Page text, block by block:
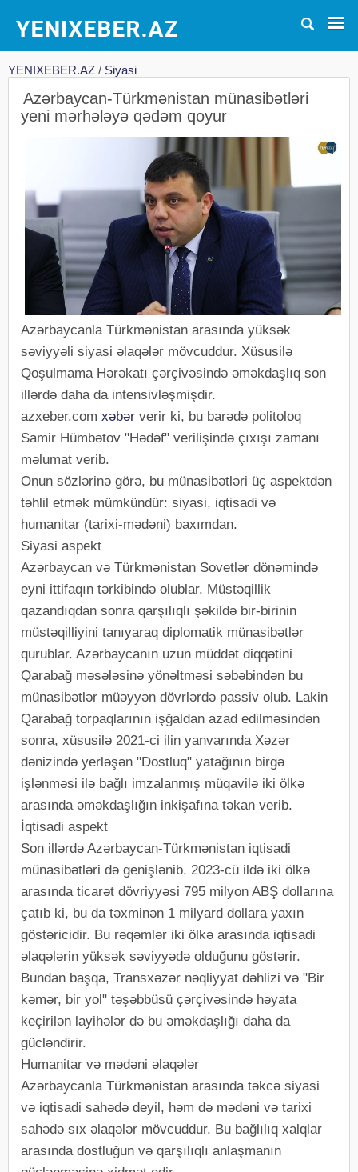
YENIXEBER.AZ / Siyasi
Azərbaycan-Türkmənistan münasibətləri
yeni mərhələyə qədəm qoyur
Azərbaycanla Türkmənistan arasında yüksək
səviyyəli siyasi əlaqələr mövcuddur. Xüsusilə
Qoşulmama Hərəkatı çərçivəsində əməkdaşlıq son
illərdə daha da intensivləşmişdir.
azxeber.com xəbər verir ki, bu barədə politoloq
Samir Hümbətov "Hədəf" verilişində çıxışı zamanı
məlumat verib.
Onun sözlərinə görə, bu münasibətləri üç aspektdən
təhlil etmək mümkündür: siyasi, iqtisadi və
humanitar (tarixi-mədəni) baxımdan.
Siyasi aspekt
Azərbaycan və Türkmənistan Sovetlər dönəmində
eyni ittifaqın tərkibində olublar. Müstəqillik
qazandıqdan sonra qarşılıqlı şəkildə bir-birinin
müstəqilliyini tanıyaraq diplomatik münasibətlər
qurublar. Azərbaycanın uzun müddət diqqətini
Qarabağ məsələsinə yönəltməsi səbəbindən bu
münasibətlər müəyyən dövrlərdə passiv olub. Lakin
Qarabağ torpaqlarının işğaldan azad edilməsindən
sonra, xüsusilə 2021-ci ilin yanvarında Xəzər
dənizində yerləşən "Dostluq" yatağının birgə
işlənməsi ilə bağlı imzalanmış müqavilə iki ölkə
arasında əməkdaşlığın inkişafına təkan verib.
İqtisadi aspekt
Son illərdə Azərbaycan-Türkmənistan iqtisadi
münasibətləri də genişlənib. 2023-cü ildə iki ölkə
arasında ticarət dövriyyəsi 795 milyon ABŞ dollarına
çatıb ki, bu da təxminən 1 milyard dollara yaxın
göstəricidir. Bu rəqəmlər iki ölkə arasında iqtisadi
əlaqələrin yüksək səviyyədə olduğunu göstərir.
Bundan başqa, Transxəzər nəqliyyat dəhlizi və "Bir
kəmər, bir yol" təşəbbüsü çərçivəsində həyata
keçirilən layihələr də bu əməkdaşlığı daha da
gücləndirir.
Humanitar və mədəni əlaqələr
Azərbaycanla Türkmənistan arasında təkcə siyasi
və iqtisadi sahədə deyil, həm də mədəni və tarixi
sahədə sıx əlaqələr mövcuddur. Bu bağlılıq xalqlar
arasında dostluğun və qarşılıqlı anlaşmanın